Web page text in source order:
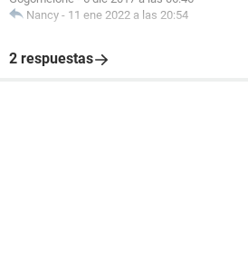
Nancy - 11 ene 2022 a las 20:54
2 respuestas